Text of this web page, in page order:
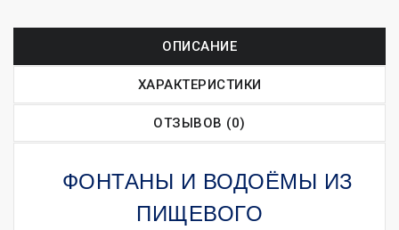
ОПИСАНИЕ
ХАРАКТЕРИСТИКИ
ОТЗЫВОВ (0)
ФОНТАНЫ И ВОДОЁМЫ ИЗ
ПИЩЕВОГО